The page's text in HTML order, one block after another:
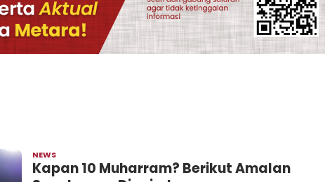
NEWS
D
Kapan 10 Muharram? Berikut Amalan